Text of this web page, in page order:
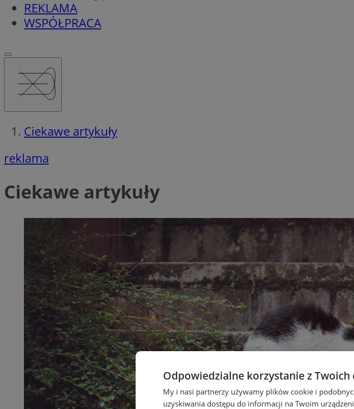
REKLAMA
WSPÓŁPRACA
Ciekawe artykuły
reklama
Ciekawe artykuły
Odpowiedzialne korzystanie z Twoich
My i nasi partnerzy używamy plików cookie i
uzyskiwania dostępu do informacji na Twoim